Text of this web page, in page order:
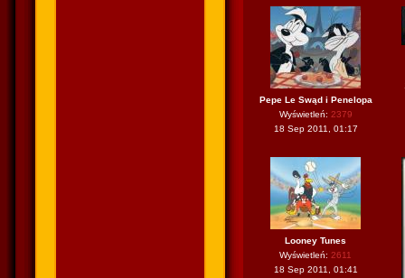
Pepe Le Swąd i Penelopa
Wyświetleń: 2379
18 Sep 2011, 01:17
Looney Tunes
Wyświetleń: 2611
18 Sep 2011, 01:41